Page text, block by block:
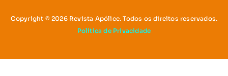
Copyright © 2026 Revista Apólice. Todos os direitos reservados.
Política de Privacidade